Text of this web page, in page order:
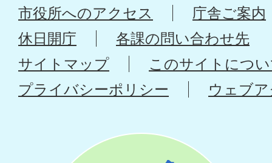
市役所へのアクセス
庁舎ご案内
休日開庁
各課の問い合わせ先
サイトマップ
このサイトにつ
プライバシーポリシー
ウェブ